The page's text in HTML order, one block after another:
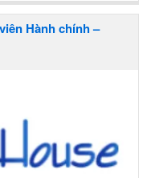
・Đóng đầy đủ các loại
phòng chống hút th
thuốc bên trong tòa
v.v.). Thúc đẩy việc h
tích và tận dụng dữ l
giám đốc và các ph
lai. (Phạm vi thay
nghiệp vụ do công ty
Hành chính –